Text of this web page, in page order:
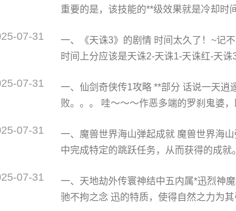
惯身边发生的不义之事，只要他觉得谁做
重要的是，该技能的**级效果就是冷却时
器，因此左手武器发动概率越高，伤害
后期效果非常明显！ 3、黑暗奇袭，必
07-31
一、《天诛3》的剧情 时间太久了！~记
时间上分应该是天诛2-天诛1-天诛红-天
现，）东忍流的首领"什么云斋"（好像这
学习！~训练关之后的前几关就是惩恶扬
07-31
一、仙剑奇侠传1攻略 **部分 话说一天
败。。。 哇～～～作恶多端的罗刹鬼婆
刮一下，一点也不能落下。 这时走出房
楼梯走下去，婶婶说让逍遥哥哥赶走门
07-31
一、魔兽世界海山弹起成就 魔兽世界海
中完成特定的跳跃任务，从而获得的成
求玩家在特定的位置和角度完成跳跃，
巧，还需要良好的空间感知和团队协作能
07-31
一、天地劫外传寰神结中五内属*迅烈神
驰不拘之念 迅的特质，使得自然之力为